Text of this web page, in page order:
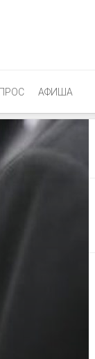
АФИША